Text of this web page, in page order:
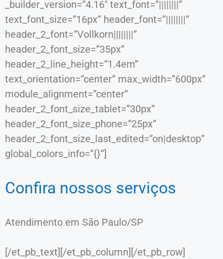
_builder_version=”4.16″ text_font=”||||||||”
text_font_size=”16px” header_font=”||||||||”
header_2_font=”Vollkorn||||||||”
header_2_font_size=”35px”
header_2_line_height=”1.4em”
text_orientation=”center” max_width=”600px”
module_alignment=”center”
header_2_font_size_tablet=”30px”
header_2_font_size_phone=”25px”
header_2_font_size_last_edited=”on|desktop”
global_colors_info=”{}”]
Confira nossos serviços
Atendimento em São Paulo/SP
[/et_pb_text][/et_pb_column][/et_pb_row]